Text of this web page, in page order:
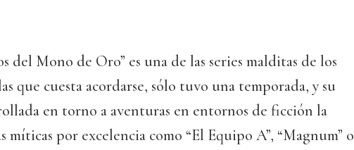
del Mono de Oro” es una de las series malditas de los
que cuesta acordarse, sólo tuvo una temporada, y su
en torno a aventuras en entornos de ficción la
míticas por excelencia como “El Equipo A”, “Magnum” o